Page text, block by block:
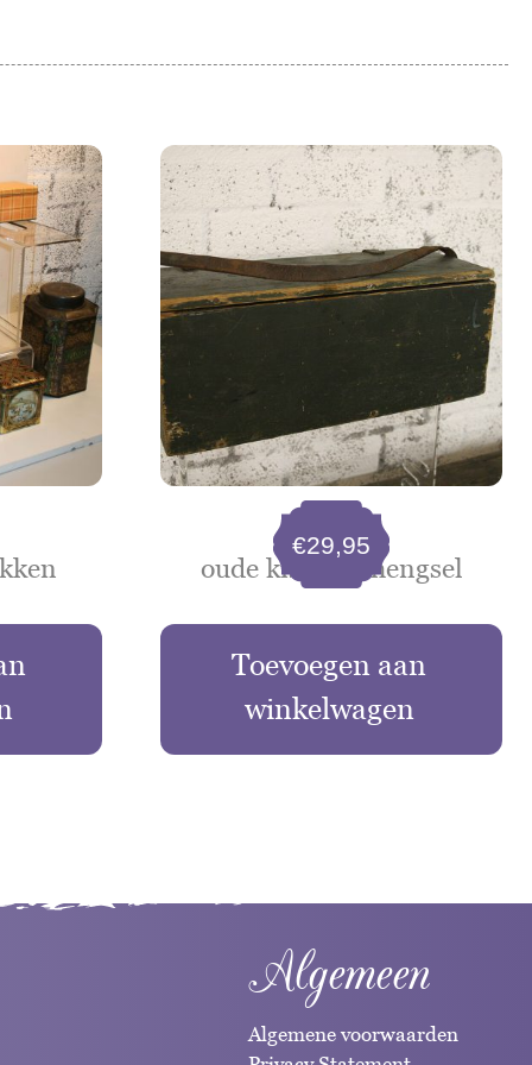
oude kist met hengsel
€29,95
Toevoegen aan
winkelwagen
Algemeen
Algemene voorwaarden